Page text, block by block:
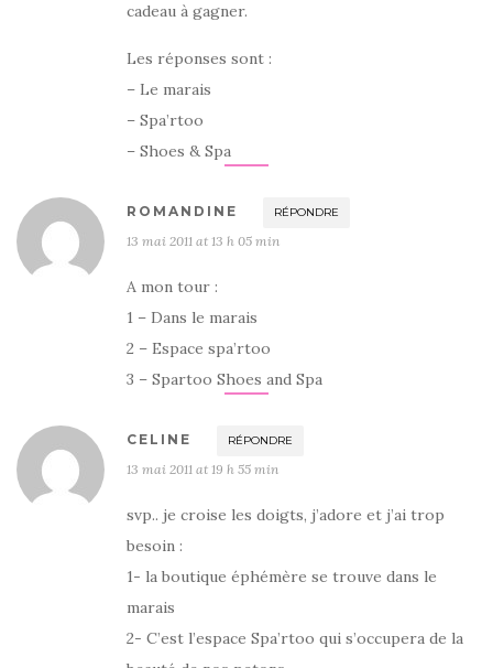
cadeau à gagner.
Les réponses sont :
– Le marais
– Spa’rtoo
– Shoes & Spa
ROMANDINE RÉPONDRE
13 mai 2011 at 13 h 05 min
A mon tour :
1 – Dans le marais
2 – Espace spa’rtoo
3 – Spartoo Shoes and Spa
CELINE RÉPONDRE
13 mai 2011 at 19 h 55 min
svp.. je croise les doigts, j’adore et j’ai trop
besoin :
1- la boutique éphémère se trouve dans le
marais
2- C’est l’espace Spa’rtoo qui s’occupera de la